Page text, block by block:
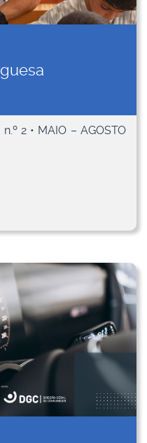
2 • MAIO – AGOSTO